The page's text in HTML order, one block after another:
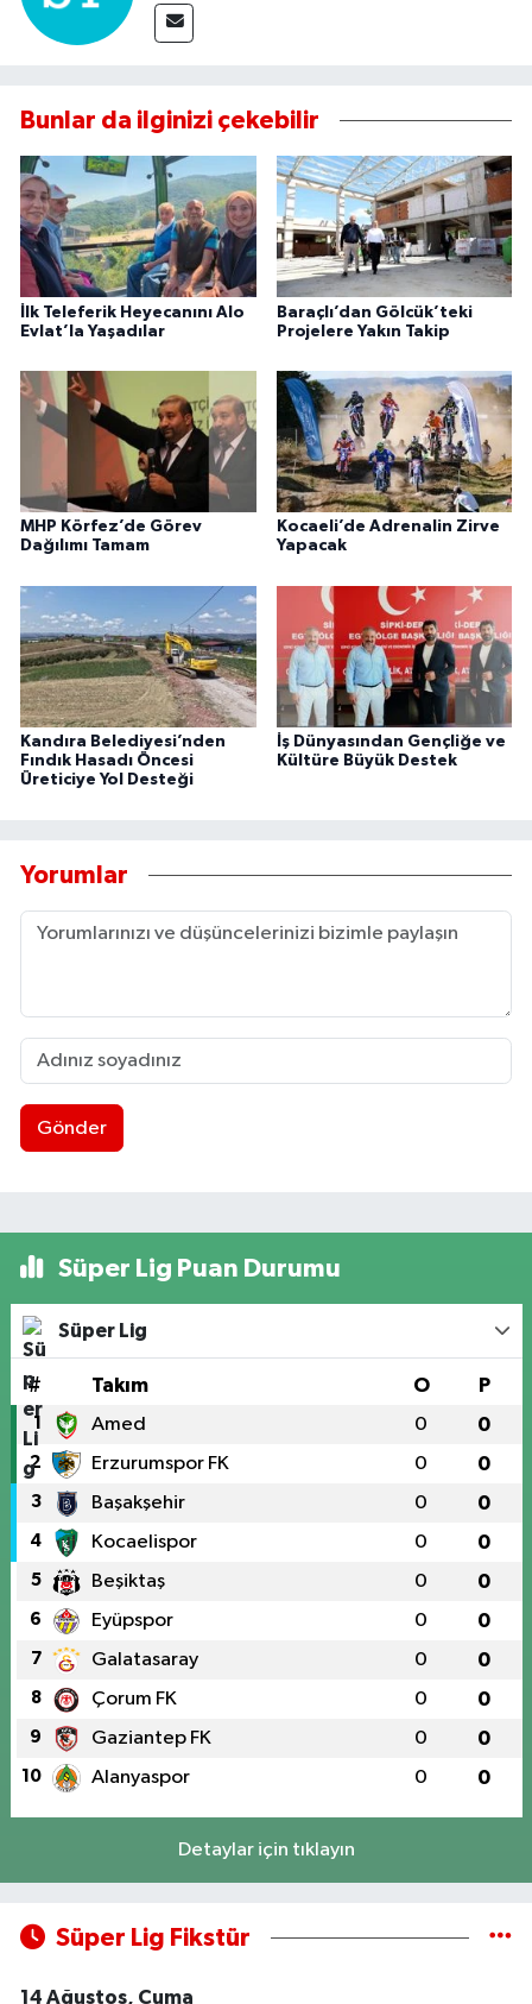
Bunlar da ilginizi çekebilir
İlk Teleferik Heyecanını Alo
Evlat’la Yaşadılar
Baraçlı’dan Gölcük’teki
Projelere Yakın Takip
MHP Körfez’de Görev
Dağılımı Tamam
Kocaeli’de Adrenalin Zirve
Yapacak
Kandıra Belediyesi’nden
Fındık Hasadı Öncesi
Üreticiye Yol Desteği
İş Dünyasından Gençliğe ve
Kültüre Büyük Destek
Yorumlar
Gönder
Süper Lig Puan Durumu
Süper Lig
# Takım O P
1 Amed 0 0
2 Erzurumspor FK 0 0
3 Başakşehir 0 0
4 Kocaelispor 0 0
5 Beşiktaş 0 0
6 Eyüpspor 0 0
7 Galatasaray 0 0
8 Çorum FK 0 0
9 Gaziantep FK 0 0
10 Alanyaspor 0 0
Detaylar için tıklayın
Süper Lig Fikstür
14 Ağustos, Cuma